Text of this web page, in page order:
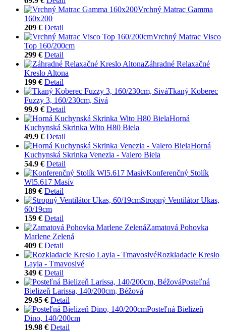
Vrchný Matrac Gamma
160x200
209 € Detail
Vrchný Matrac Visco
Top 160/200cm
299 € Detail
Záhradné Relaxačné
Kreslo Altona
199 € Detail
Tkaný Koberec
Fuzzy 3, 160/230cm, Sivá
99.9 € Detail
Horná
Kuchynská Skrinka Wito H80 Biela
49.9 € Detail
Horná
Kuchynská Skrinka Venezia - Valero Biela
54.9 € Detail
Konferenčný Stolík
Wl5.617 Masív
189 € Detail
Stropný Ventilátor Ukas,
60/19cm
159 € Detail
Zamatová Pohovka
Marlene Zelená
409 € Detail
Rozkladacie Kreslo
Layla - Tmavosivé
349 € Detail
Posteľná
Bielizeň Larissa, 140/200cm, Béžová
29.95 € Detail
Posteľná Bielizeň
Dino, 140/200cm
19.98 € Detail